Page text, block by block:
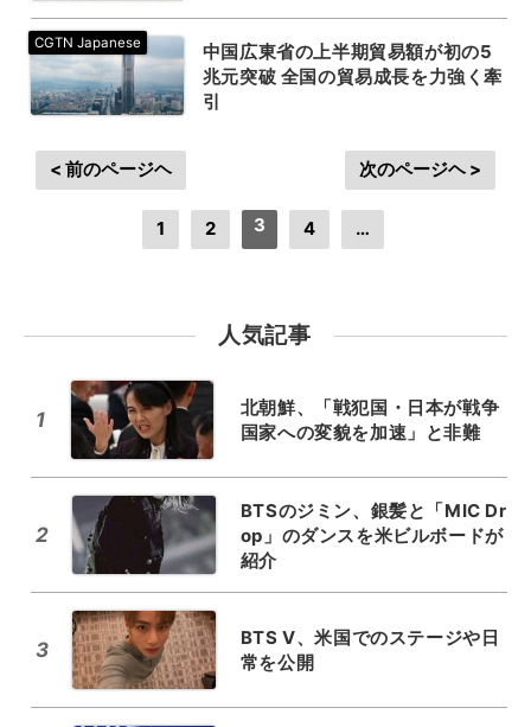
中国広東省の上半期貿易額が初の5
兆元突破 全国の貿易成長を力強く牽
引
< 前のページヘ
1 2 3 4 …
次のページヘ >
人気記事
1
北朝鮮、「戦犯国・日本が戦争
国家への変貌を加速」と非難
2
BTSのジミン、銀髪と「MIC Dr
op」のダンスを米ビルボードが
紹介
3
BTS V、米国でのステージや日
常を公開